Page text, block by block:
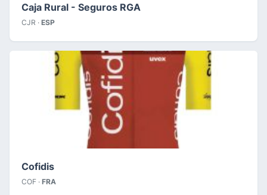
Caja Rural - Seguros RGA
CJR · ESP
Cofidis
COF · FRA